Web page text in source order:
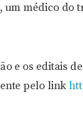
um médico
e os editais
pelo link